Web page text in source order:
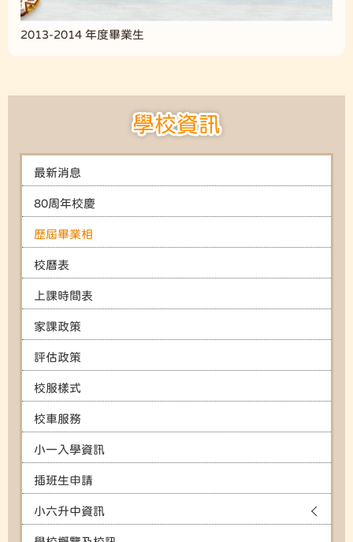
2013-2014 年度畢業生
學校資訊
最新消息
80周年校慶
歷屆畢業相
校曆表
上課時間表
家課政策
評估政策
校服樣式
校車服務
小一入學資訊
插班生申請
小六升中資訊